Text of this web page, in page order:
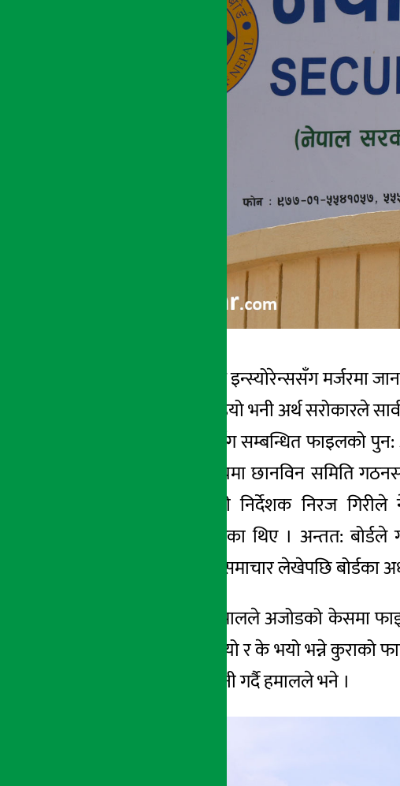
काठमाडौँ । युनाईटेड इन्स्योरेन्ससँग मर्जरमा
प्रतिवेदन किन लुकाइयो भनी अर्थ सरोकारले
निर्देशनमा सो केससँग सम्बन्धित फाइलको
उजुरीपछि यस विषयमा छानविन समिति
तत्कालीन कार्यकारी निर्देशक निरज
अभिव्यक्तिसमेत दिएका थिए । अन्तत:
सरोकारले फलोअप समाचार लेखेपछि
बोर्ड अध्यक्ष रमेश हमालले अजोडको केसमा
अजोडको केस के थियो र के भयो भन्ने कुराको
सरोकारसँग कुराकानी गर्दै हमालले भने ।